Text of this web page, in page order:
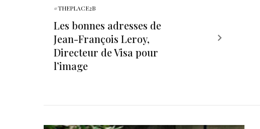
#THEPLACE2B
Les bonnes adresses de
Jean-François Leroy,
Directeur de Visa pour
l’image